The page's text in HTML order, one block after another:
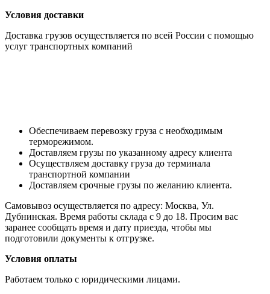
Условия доставки
Доставка грузов осуществляется по всей России с помощью
услуг транспортных компаний
Обеспечиваем перевозку груза с необходимым
терморежимом.
Доставляем грузы по указанному адресу клиента
Осуществляем доставку груза до терминала
транспортной компании
Доставляем срочные грузы по желанию клиента.
Самовывоз осуществляется по адресу: Москва, Ул.
Дубнинская. Время работы склада с 9 до 18. Просим вас
заранее сообщать время и дату приезда, чтобы мы
подготовили документы к отгрузке.
Условия оплаты
Работаем только с юридическими лицами.